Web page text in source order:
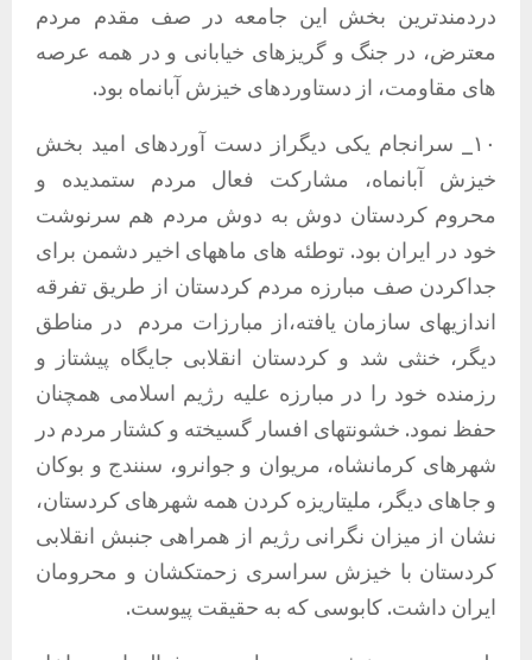
دردمندترین بخش این جامعه در صف مقدم مردم
معترض، در جنگ و گریزهای خیابانی و در همه عرصه
های مقاومت، از دستاوردهای خیزش آبانماه بود.
١٠_ سرانجام یکی دیگراز دست آوردهای امید بخش
خیزش آبانماه، مشارکت فعال مردم ستمدیده و
محروم کردستان دوش به دوش مردم هم سرنوشت
خود در ایران بود. توطئه های ماههای اخیر دشمن برای
جداکردن صف مبارزه مردم کردستان از طریق تفرقه
اندازیهای سازمان یافته،از مبارزات مردم
در مناطق
دیگر، خنثی شد و کردستان انقلابی جایگاه پیشتاز و
رزمنده خود را در مبارزه علیه رژیم اسلامی همچنان
حفظ نمود. خشونتهای افسار گسیخته و کشتار مردم در
شهرهای کرمانشاه، مریوان و جوانرو، سنندج و بوکان
و جاهای دیگر، ملیتاریزه کردن همه شهرهای کردستان،
نشان از میزان نگرانی رژیم از همراهی جنبش انقلابی
کردستان با خیزش سراسری زحمتکشان و محرومان
ایران داشت. کابوسی که به حقیقت پیوست.